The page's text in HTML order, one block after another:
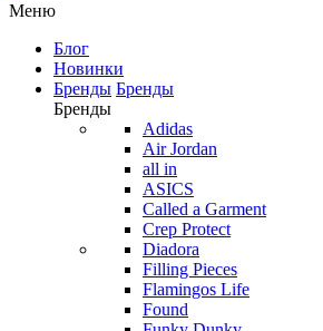
Меню
Блог
Новинки
Бренды Бренды
Бренды
Adidas
Air Jordan
all in
ASICS
Called a Garment
Crep Protect
Diadora
Filling Pieces
Flamingos Life
Found